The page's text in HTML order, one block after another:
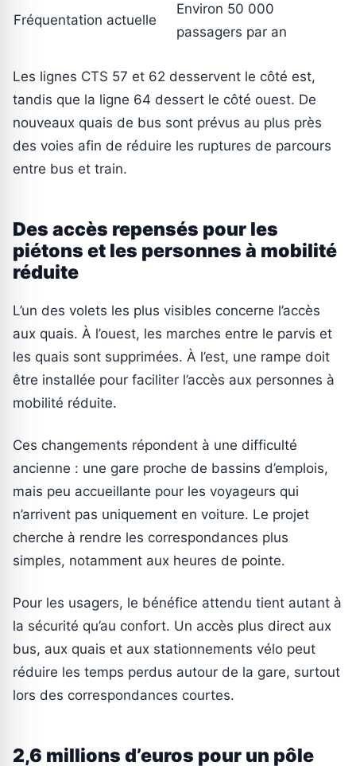
Fréquentation actuelle
Environ 50 000
passagers par an
Les lignes CTS 57 et 62 desservent le côté est,
tandis que la ligne 64 dessert le côté ouest. De
nouveaux quais de bus sont prévus au plus près
des voies afin de réduire les ruptures de parcours
entre bus et train.
Des accès repensés pour les
piétons et les personnes à mobilité
réduite
L’un des volets les plus visibles concerne l’accès
aux quais. À l’ouest, les marches entre le parvis et
les quais sont supprimées. À l’est, une rampe doit
être installée pour faciliter l’accès aux personnes à
mobilité réduite.
Ces changements répondent à une difficulté
ancienne : une gare proche de bassins d’emplois,
mais peu accueillante pour les voyageurs qui
n’arrivent pas uniquement en voiture. Le projet
cherche à rendre les correspondances plus
simples, notamment aux heures de pointe.
Pour les usagers, le bénéfice attendu tient autant à
la sécurité qu’au confort. Un accès plus direct aux
bus, aux quais et aux stationnements vélo peut
réduire les temps perdus autour de la gare, surtout
lors des correspondances courtes.
2,6 millions d’euros pour un pôle